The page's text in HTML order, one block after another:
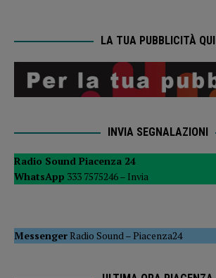
LA TUA PUBBLICITÀ QUI
INVIA SEGNALAZIONI
Radio Sound Piacenza 24
WhatsApp 333 7575246 – Invia
MessengerRadio Sound–Piacenza24